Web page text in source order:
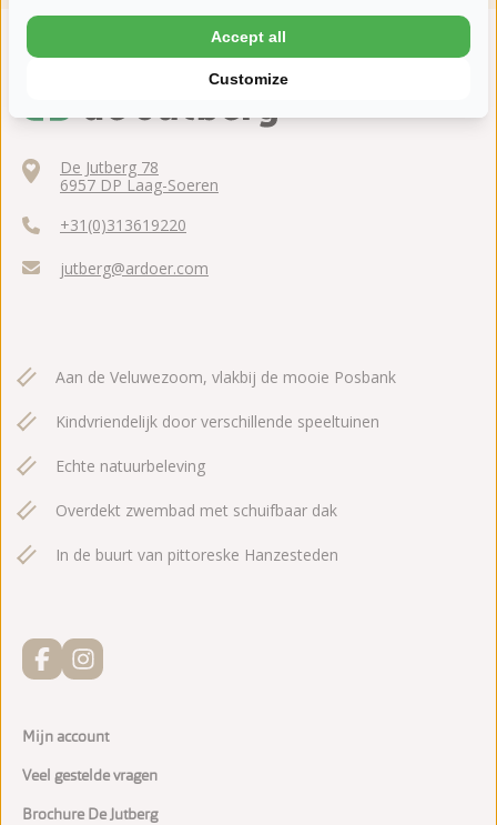
De Jutberg 78
6957 DP Laag-Soeren
+31(0)313619220
jutberg@ardoer.com
Aan de Veluwezoom, vlakbij de mooie Posbank
Kindvriendelijk door verschillende speeltuinen
Echte natuurbeleving
Overdekt zwembad met schuifbaar dak
In de buurt van pittoreske Hanzesteden
Mijn account
Veel gestelde vragen
Brochure De Jutberg
Customize
Accept all